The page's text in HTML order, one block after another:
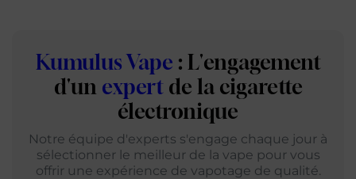
Kumulus Vape : L'engagement
d'un expert de la cigarette
électronique
Notre équipe d'experts s'engage chaque jour à
sélectionner le meilleur de la vape pour vous
offrir une expérience de vapotage de qualité.